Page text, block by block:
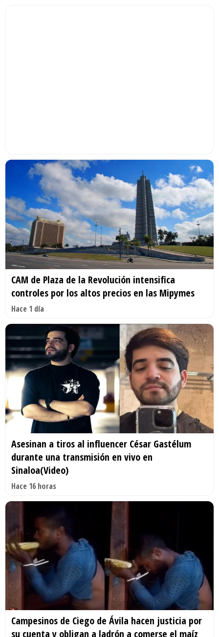
CAM de Plaza de la Revolución intensifica
controles por los altos precios en las Mipymes
Hace 1 día
Asesinan a tiros al influencer César Gastélum
durante una transmisión en vivo en
Sinaloa(Video)
Hace 16 horas
Campesinos de Ciego de Ávila hacen justicia por
su cuenta y obligan a ladrón a comerse el maíz